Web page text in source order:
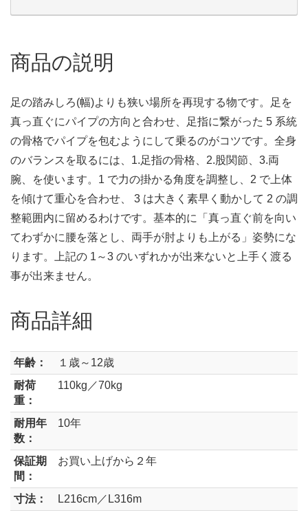
商品の説明
足の踏みしろ(幅)よりも狭い場所を再現する物です。足を
真っ直ぐにパイプの方向と合わせ、足指に繋がった 5 系統
の骨格でパイプを包むようにして乗るのがコツです。全身
のバランスを取るには、1.足指の骨格、2.股関節、3.両
腕、を使います。1 で力の掛かる角度を調整し、2 で上体
を傾けて重心を合わせ、 3 は大きく素早く動かして 2 の調
整範囲内に留めるわけです。基本的に「真っ直ぐ前を向い
てわずかに腰を落とし、両手が肘よりも上がる」姿勢にな
ります。上記の 1～3 のいずれかが出来ないと上手く渡る
事が出来ません。
商品詳細
年齢：
１歳～12歳
耐荷
重：
110kg／70kg
耐用年
数：
10年
保証期
間：
お買い上げから２年
寸法：
L216cm／L316m